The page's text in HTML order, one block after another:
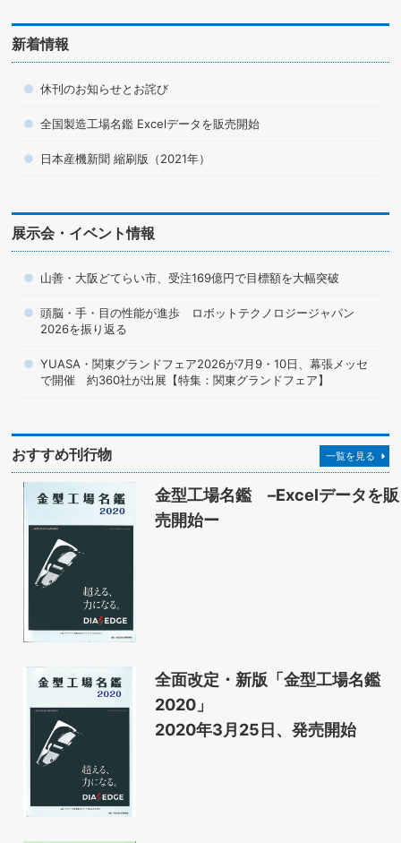
新着情報
休刊のお知らせとお詫び
全国製造工場名鑑 Excelデータを販売開始
日本産機新聞 縮刷版（2021年）
展示会・イベント情報
山善・大阪どてらい市、受注169億円で目標額を大幅突破
頭脳・手・目の性能が進歩 ロボットテクノロジージャパン
2026を振り返る
YUASA・関東グランドフェア2026が7月9・10日、幕張メッセ
で開催 約360社が出展【特集：関東グランドフェア】
おすすめ刊行物 一覧を見る
金型工場名鑑 –Excelデータを販
売開始ー
全面改定・新版「金型工場名鑑
2020」
2020年3月25日、発売開始